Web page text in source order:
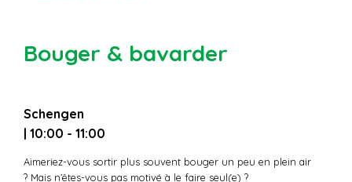
Bouger & bavarder
Schengen
| 10:00 - 11:00
Aimeriez-vous sortir plus souvent bouger un peu en plein air
? Mais n’êtes-vous pas motivé à le faire seul(e) ?